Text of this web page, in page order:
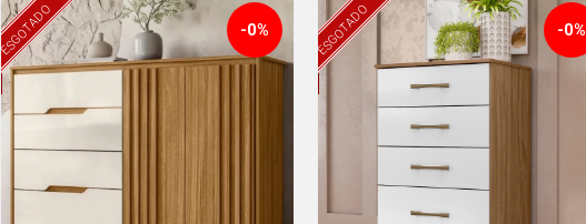
ESGOTADO -0% ESGOTADO -0%